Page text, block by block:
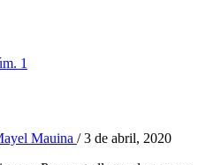
1
Mauina / 3 de abril, 2020